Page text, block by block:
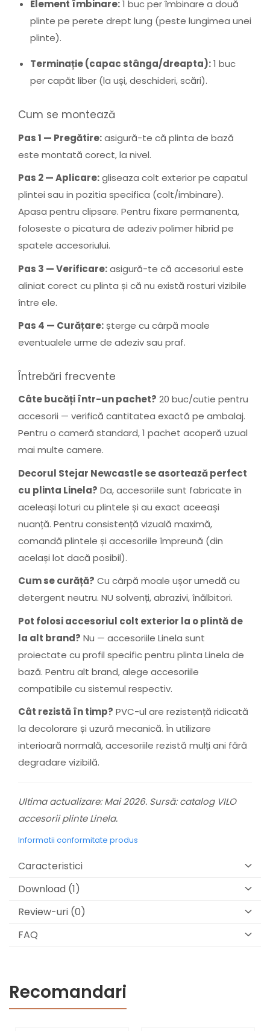
Element îmbinare:1 buc per îmbinare a două
plinte pe perete drept lung (peste lungimea unei
plinte).
Terminație (capac stânga/dreapta):1 buc
per capăt liber (la uși, deschideri, scări).
Cum se montează
Pas 1 — Pregătire:asigură-te că plinta de bază
este montată corect, la nivel.
Pas 2 — Aplicare:gliseaza colt exterior pe capatul
plintei sau in pozitia specifica (colt/imbinare).
Apasa pentru clipsare. Pentru fixare permanenta,
foloseste o picatura de adeziv polimer hibrid pe
spatele accesoriului.
Pas 3 — Verificare:asigură-te că accesoriul este
aliniat corect cu plinta și că nu există rosturi vizibile
între ele.
Pas 4 — Curățare: șterge cu cârpă moale
eventualele urme de adeziv sau praf.
Întrebări frecvente
Câte bucăți într-un pachet? 20 buc/cutie pentru
accesorii — verifică cantitatea exactă pe ambalaj.
Pentru o cameră standard, 1 pachet acoperă uzual
mai multe camere.
Decorul Stejar Newcastle se asortează perfect
cu plinta Linela? Da, accesoriile sunt fabricate în
aceleași loturi cu plintele și au exact aceeași
nuanță. Pentru consistență vizuală maximă,
comandă plintele și accesoriile împreună (din
același lot dacă posibil).
Cum se curăță? Cu cârpă moale ușor umedă cu
detergent neutru. NU solvenți, abrazivi, înălbitori.
Pot folosi accesoriul colt exterior la o plintă de
la alt brand? Nu — accesoriile Linela sunt
proiectate cu profil specific pentru plinta Linela de
bază. Pentru alt brand, alege accesoriile
compatibile cu sistemul respectiv.
Cât rezistă în timp? PVC-ul are rezistență ridicată
la decolorare și uzură mecanică. În utilizare
interioară normală, accesoriile rezistă mulți ani fără
degradare vizibilă.
Ultima actualizare: Mai 2026. Sursă: catalog VILO
accesorii plinte Linela.
Informatii conformitate produs
Caracteristici
Download (1)
Review-uri (0)
FAQ
Recomandari